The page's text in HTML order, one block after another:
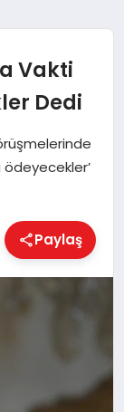
Vakti
Dedi
Paylaş